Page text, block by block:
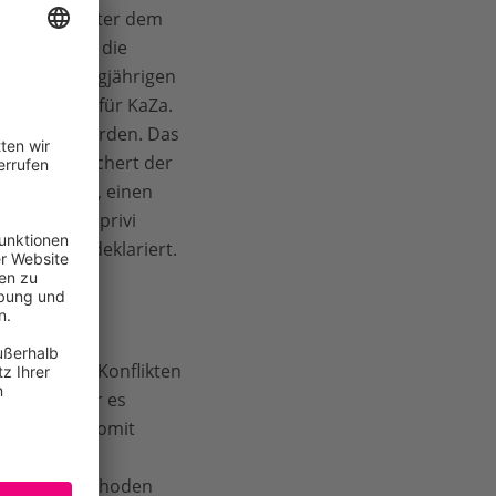
stehen hinter dem
die über die
seiner langjährigen
für KaZa.
worden. Das
und sichert der
einen
Caprivi
deklariert.
die bei Konflikten
oder es
und somit
Anbaumethoden